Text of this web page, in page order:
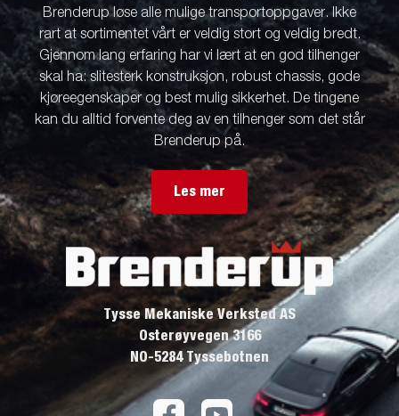
Brenderup løse alle mulige transportoppgaver. Ikke
rart at sortimentet vårt er veldig stort og veldig bredt.
Gjennom lang erfaring har vi lært at en god tilhenger
skal ha: slitesterk konstruksjon, robust chassis, gode
kjøreegenskaper og best mulig sikkerhet. De tingene
kan du alltid forvente deg av en tilhenger som det står
Brenderup på.
Les mer
Tysse Mekaniske Verksted AS
Osterøyvegen 3166
NO-5284 Tyssebotnen